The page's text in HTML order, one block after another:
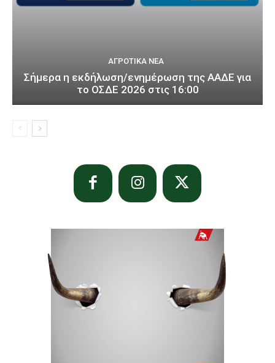
ΑΓΡΟΤΙΚΆ ΝΈΑ
Σήμερα η εκδήλωση/ενημέρωση της ΑΑΔΕ για
το ΟΣΔΕ 2026 στις 16:00